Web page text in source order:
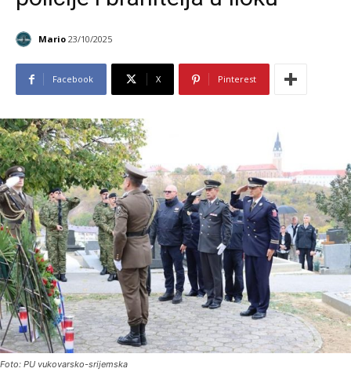
Mario 23/10/2025
Facebook X Pinterest
Foto: PU vukovarsko-srijemska